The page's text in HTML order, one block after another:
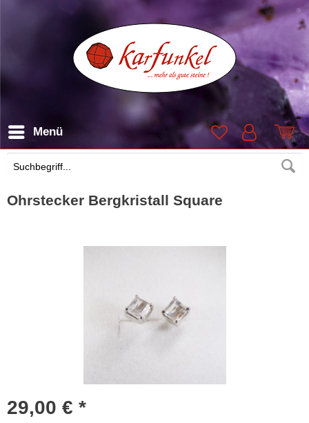
Suchen
Menü
Ohrstecker Bergkristall Square
29,00 € *